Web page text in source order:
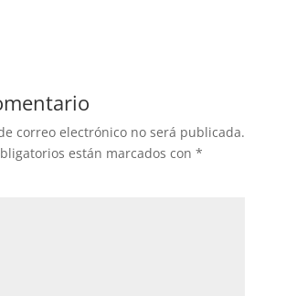
correo electrónico no será publicada.
están marcados con *